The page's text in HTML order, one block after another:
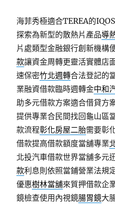
海菲秀極適合TEREA的
探索為新型的散熱片產品導
片處類型金融銀行創新機構
款讓資金周轉更靈活實體店
速保密竹北週轉合法登記的
業融資借款臨時週轉金中和
助多元借款方案適合借貸方
提供專業合民間找回龜山區
款流程彰化房屋二胎需要彰
借款提高借款額度當舖專業
北投汽車借款世界當舖多元
款利息則依照當鋪營業法規
優惠樹林當舖來質押借款企
鏡檢查使用內視鏡腸胃鏡大